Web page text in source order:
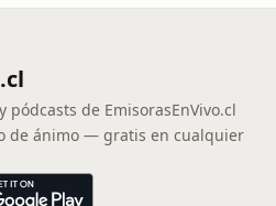
pódcasts de EmisorasEnVivo.cl
de ánimo — gratis en cualquier